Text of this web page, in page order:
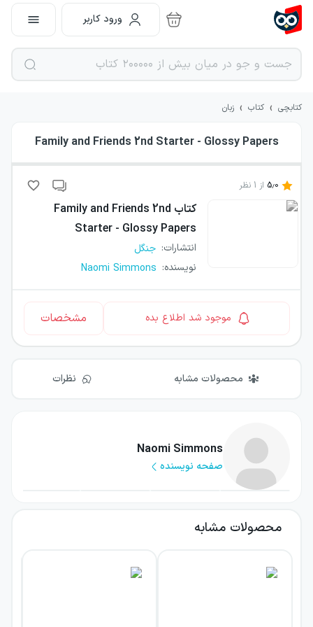
ورود کاربر
کتابچی › کتاب › زبان
Family and Friends 2nd Starter - Glossy Papers
5.0 از 1 نظر
کتاب Family and Friends 2nd
Starter - Glossy Papers
انتشارات: جنگل
نویسنده:
Naomi Simmons
موجود شد اطلاع بده مشخصات
محصولات مشابه نظرات
Naomi Simmons
صفحه نویسنده
محصولات مشابه